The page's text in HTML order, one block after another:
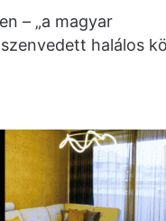
– „a magyar
halálos